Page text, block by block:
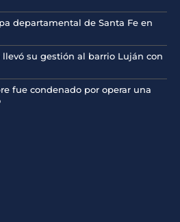
departamental de Santa Fe en
llevó su gestión al barrio Luján con
fue condenado por operar una